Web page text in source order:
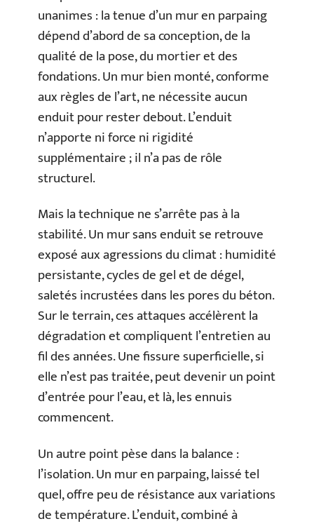
unanimes : la tenue d’un mur en parpaing
dépend d’abord de sa conception, de la
qualité de la pose, du mortier et des
fondations. Un mur bien monté, conforme
aux règles de l’art, ne nécessite aucun
enduit pour rester debout. L’enduit
n’apporte ni force ni rigidité
supplémentaire ; il n’a pas de rôle
structurel.
Mais la technique ne s’arrête pas à la
stabilité. Un mur sans enduit se retrouve
exposé aux agressions du climat : humidité
persistante, cycles de gel et de dégel,
saletés incrustées dans les pores du béton.
Sur le terrain, ces attaques accélèrent la
dégradation et compliquent l’entretien au
fil des années. Une fissure superficielle, si
elle n’est pas traitée, peut devenir un point
d’entrée pour l’eau, et là, les ennuis
commencent.
Un autre point pèse dans la balance :
l’isolation. Un mur en parpaing, laissé tel
quel, offre peu de résistance aux variations
de température. L’enduit, combiné à